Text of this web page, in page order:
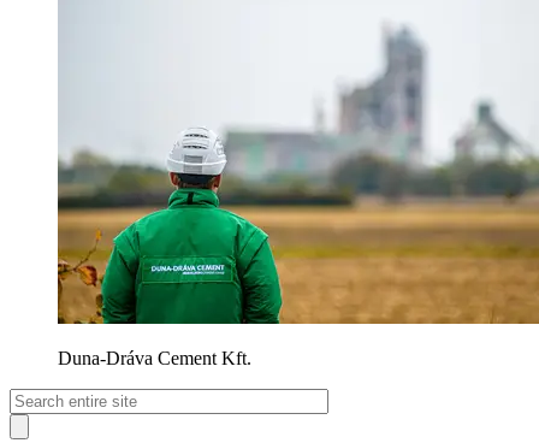
Duna-Dráva Cement Kft.